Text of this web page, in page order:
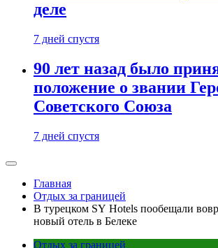
деле
7 дней спустя
90 лет назад было
положение о звании
Советского Союза
7 дней спустя
Главная
Отдых за границей
В турецком SY Hotels пообещали
новый отель в Белеке
Отдых за границей